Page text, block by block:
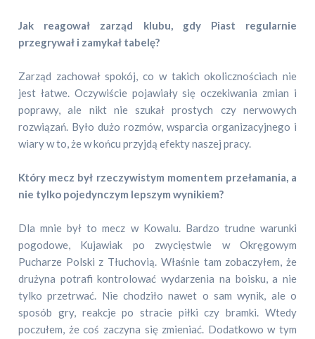
Jak reagował zarząd klubu, gdy Piast regularnie
przegrywał i zamykał tabelę?
Zarząd zachował spokój, co w takich okolicznościach nie
jest łatwe. Oczywiście pojawiały się oczekiwania zmian i
poprawy, ale nikt nie szukał prostych czy nerwowych
rozwiązań. Było dużo rozmów, wsparcia organizacyjnego i
wiary w to, że w końcu przyjdą efekty naszej pracy.
Który mecz był rzeczywistym momentem przełamania, a
nie tylko pojedynczym lepszym wynikiem?
Dla mnie był to mecz w Kowalu. Bardzo trudne warunki
pogodowe, Kujawiak po zwycięstwie w Okręgowym
Pucharze Polski z Tłuchovią. Właśnie tam zobaczyłem, że
drużyna potrafi kontrolować wydarzenia na boisku, a nie
tylko przetrwać. Nie chodziło nawet o sam wynik, ale o
sposób gry, reakcje po stracie piłki czy bramki. Wtedy
poczułem, że coś zaczyna się zmieniać. Dodatkowo w tym